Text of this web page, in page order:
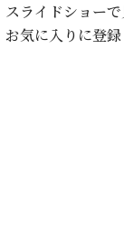
スライドショーで
お気に入りに登録